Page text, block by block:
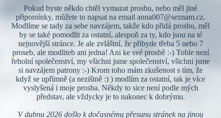
Pokud byste někdo chtěl vymazat prosbu, nebo měl jiné
připomínky, můžete to napsat na email anna007@seznam.cz.
Modlíme se tady za sebe navzájem, takže kdo přidá prosbu, měl
by se také pomodlit za ostatní, alespoň za ty, kdo jsou na té
nejnovější stránce. Je ale zvláštní, že přibyde třeba 5 nebo 7
proseb, ale modliteb ani jedna! Ani ke své prosbě :-) Tohle není
řeholní společenství, my všichni jsme společenství, všichni jsme
si navzájem patrony :-) Krom toho mám zkušenost s tím, že
když se upřímně (a nezištně :) ) modlím za ostatní, tak je více
vyslyšená i moje prosba. Někdy to sice není podle mých
představ, ale vždycky je to nakonec k dobrýmu.
V dubnu 2026 došlo k dočasnému přesunu stránek na jinou